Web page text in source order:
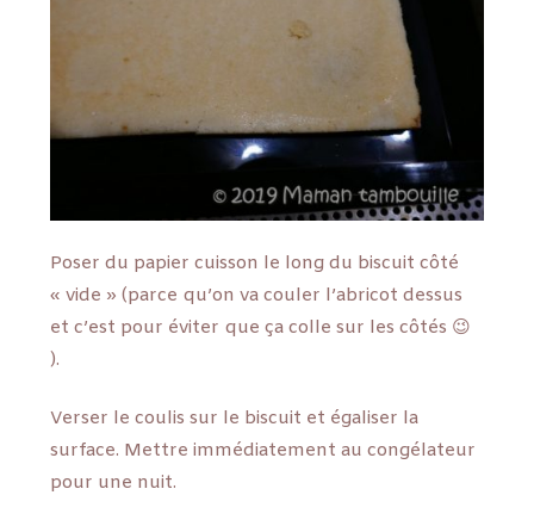
Poser du papier cuisson le long du biscuit côté
« vide » (parce qu’on va couler l’abricot dessus
et c’est pour éviter que ça colle sur les côtés 😉
).
Verser le coulis sur le biscuit et égaliser la
surface. Mettre immédiatement au congélateur
pour une nuit.